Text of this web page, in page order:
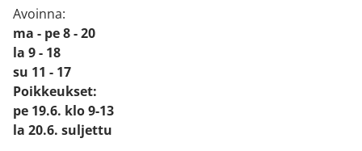
Avoinna:
ma - pe 8 - 20
la 9 - 18
su 11 - 17
Poikkeukset:
pe 19.6. klo 9-13
la 20.6. suljettu